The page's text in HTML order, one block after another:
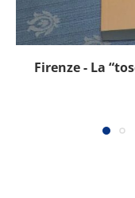
Firenze - La